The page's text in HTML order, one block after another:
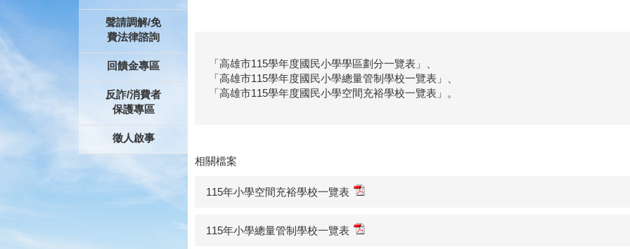
聲請調解/免
費法律諮詢
回饋金專區
反詐/消費者
保護專區
徵人啟事
「高雄市115學年度國民小學學區劃分一覽表」、
「高雄市115學年度國民小學總量管制學校一覽表」、
「高雄市115學年度國民小學空間充裕學校一覽表」。
相關檔案
115年小學空間充裕學校一覽表
115年小學總量管制學校一覽表